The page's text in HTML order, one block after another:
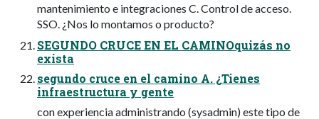
mantenimiento e integraciones C. Control de acceso.
SSO. ¿Nos lo montamos o producto?
SEGUNDO CRUCE EN EL CAMINOquizás no
exista
segundo cruce en el camino A. ¿Tienes
infraestructura y gente
con experiencia administrando (sysadmin) este tipo de